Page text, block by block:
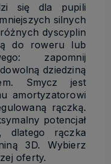
się dla pupili
silnych
dyscyplin
do roweru lub
zapomnij
dziedziną
Smycz jest
amortyzatorowi
rączką.
potencjał
dlatego rączka
3D. Wybierz
oferty.